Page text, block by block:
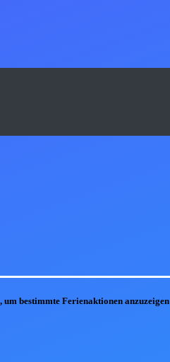
um bestimmte Ferienaktionen anzuzeigen